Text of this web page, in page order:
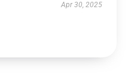
Apr 30, 2025